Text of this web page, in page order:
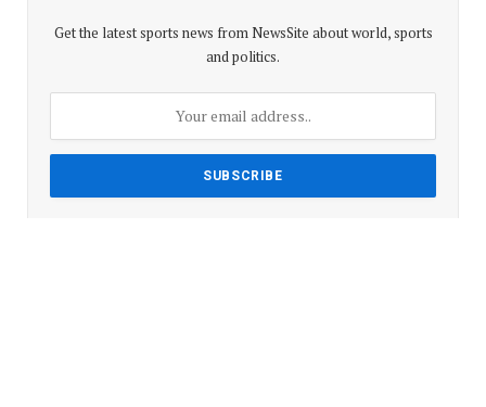
Get the latest sports news from NewsSite about world, sports
and politics.